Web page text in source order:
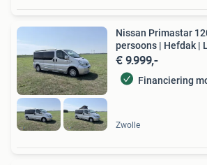
Nissan Primastar
persoons | Hefdak |
€ 9.999,-
Financiering
Zwolle